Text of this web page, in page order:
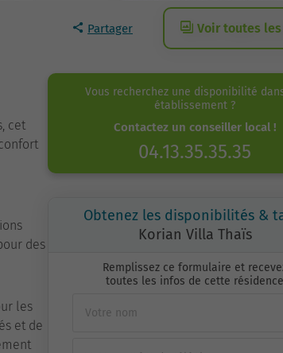
Partager Voir toutes
cet
des
les
et de
Vous recherchez une disponibilité
établissement ?
Contactez un conseiller local !
04.13.35.35.35
Obtenez les disponibilités &
Korian Villa Thaïs
Remplissez ce formulaire et
toutes les infos de cette résidence